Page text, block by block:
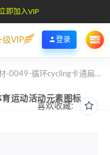
立即加入VIP
级VIP 登录
循环cycling卡通扁平体育运动活动元素图标
喜欢收藏:
运动活动元素图标